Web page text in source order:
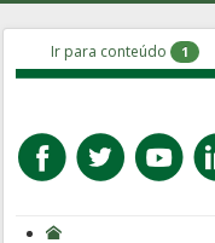
Ir para conteúdo 1